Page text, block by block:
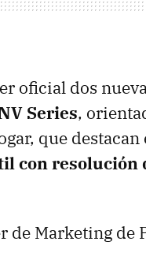
oficial dos
Series,
que destacan
con resolución
de Marketing de